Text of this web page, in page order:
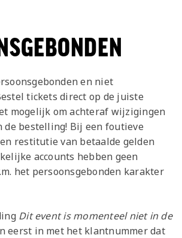
en niet
tickets direct op de juiste
mogelijk om achteraf wijzigingen
de bestelling! Bij een foutieve
restitutie van betaalde gelden
accounts hebben geen
het persoonsgebonden karakter
Dit event is momenteel niet in de
eerst in met het klantnummer dat